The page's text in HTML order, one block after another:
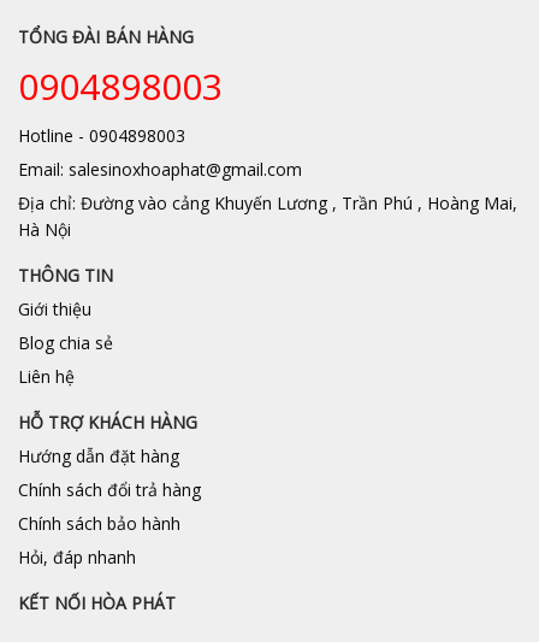
TỔNG ĐÀI BÁN HÀNG
0904898003
Hotline - 0904898003
Email: salesinoxhoaphat@gmail.com
Địa chỉ: Đường vào cảng Khuyến Lương , Trần Phú , Hoàng Mai,
Hà Nội
THÔNG TIN
Giới thiệu
Blog chia sẻ
Liên hệ
HỖ TRỢ KHÁCH HÀNG
Hướng dẫn đặt hàng
Chính sách đổi trả hàng
Chính sách bảo hành
Hỏi, đáp nhanh
KẾT NỐI HÒA PHÁT